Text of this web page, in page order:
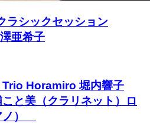
ラシックセッション
亜希子
Trio Horamiro 堀内響子
こと美（クラリネット）ロ
ノ）